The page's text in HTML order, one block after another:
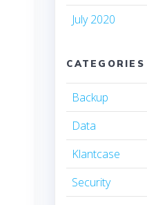
July 2020
CATEGORIES
Backup
Data
Klantcase
Security